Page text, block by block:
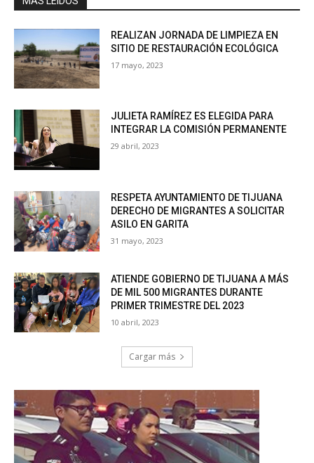
REALIZAN JORNADA DE LIMPIEZA EN
SITIO DE RESTAURACIÓN ECOLÓGICA
17 mayo, 2023
JULIETA RAMÍREZ ES ELEGIDA PARA
INTEGRAR LA COMISIÓN PERMANENTE
29 abril, 2023
RESPETA AYUNTAMIENTO DE TIJUANA
DERECHO DE MIGRANTES A SOLICITAR
ASILO EN GARITA
31 mayo, 2023
ATIENDE GOBIERNO DE TIJUANA A MÁS
DE MIL 500 MIGRANTES DURANTE
PRIMER TRIMESTRE DEL 2023
10 abril, 2023
Cargar más